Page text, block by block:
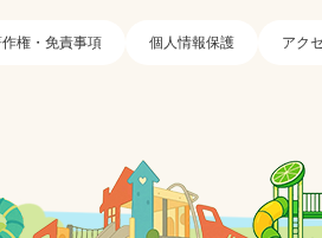
権・免責事項 個人情報保護 アク